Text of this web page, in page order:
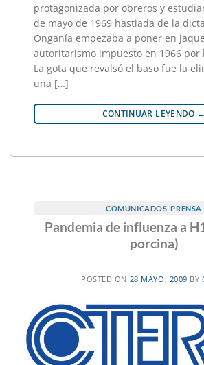
protagonizada por obreros y
de mayo de 1969 hastiada de la
Onganía empezaba a poner en
autoritarismo impuesto en 1966 por
La gota que revalsó el baso fue la
una […]
CONTINUAR LEYENDO →
COMUNICADOS ,PRENSA
Pandemia de influenza a
porcina)
POSTED ON 28 MAYO, 2009 BY